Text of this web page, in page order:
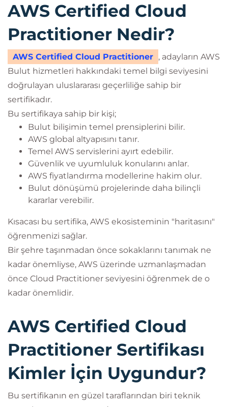
AWS Certified Cloud
Practitioner Nedir?
AWS Certified Cloud Practitioner , adayların AWS
Bulut hizmetleri hakkındaki temel bilgi seviyesini
doğrulayan uluslararası geçerliliğe sahip bir
sertifikadır.
Bu sertifikaya sahip bir kişi;
Bulut bilişimin temel prensiplerini bilir.
AWS global altyapısını tanır.
Temel AWS servislerini ayırt edebilir.
Güvenlik ve uyumluluk konularını anlar.
AWS fiyatlandırma modellerine hakim olur.
Bulut dönüşümü projelerinde daha bilinçli
kararlar verebilir.
Kısacası bu sertifika, AWS ekosisteminin "haritasını"
öğrenmenizi sağlar.
Bir şehre taşınmadan önce sokaklarını tanımak ne
kadar önemliyse, AWS üzerinde uzmanlaşmadan
önce Cloud Practitioner seviyesini öğrenmek de o
kadar önemlidir.
AWS Certified Cloud
Practitioner Sertifikası
Kimler İçin Uygundur?
Bu sertifikanın en güzel taraflarından biri teknik